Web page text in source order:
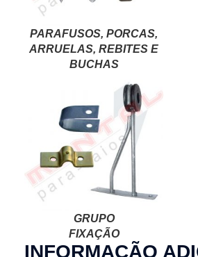
PARAFUSOS, PORCAS,
ARRUELAS, REBITES E
BUCHAS
GRUPO
FIXAÇÃO
INFORMAÇÃO